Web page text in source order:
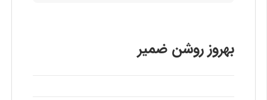
بهروز روشن ضمیر